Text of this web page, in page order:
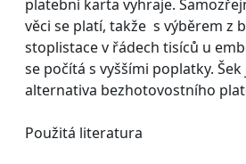
platební karta vyhraje.
věci se platí, takže s výběrem z
stoplistace v řádech tisíců u
se počítá s vyššími poplatky.
alternativa bezhotovostního
Použitá literatura